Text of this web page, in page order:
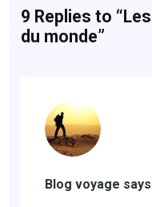
9 Replies to
du monde”
Blog voyage